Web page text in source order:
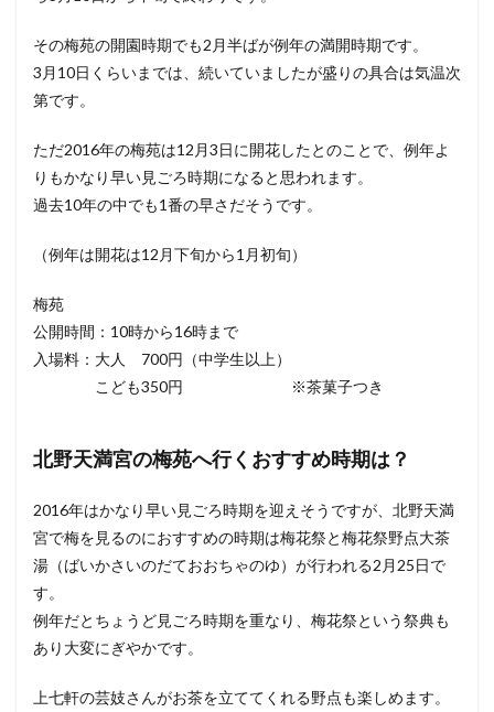
その梅苑の開園時期でも2月半ばが例年の満開時期です。
3月10日くらいまでは、続いていましたが盛りの具合は気温次
第です。
ただ2016年の梅苑は12月3日に開花したとのことで、例年よ
りもかなり早い見ごろ時期になると思われます。
過去10年の中でも1番の早さだそうです。
（例年は開花は12月下旬から1月初旬）
梅苑
公開時間：10時から16時まで
入場料：大人 700円（中学生以上）
こども350円 ※茶菓子つき
北野天満宮の梅苑へ行くおすすめ時期は？
2016年はかなり早い見ごろ時期を迎えそうですが、北野天満
宮で梅を見るのにおすすめの時期は梅花祭と梅花祭野点大茶
湯（ばいかさいのだておおちゃのゆ）が行われる2月25日で
す。
例年だとちょうど見ごろ時期を重なり、梅花祭という祭典も
あり大変にぎやかです。
上七軒の芸妓さんがお茶を立ててくれる野点も楽しめます。